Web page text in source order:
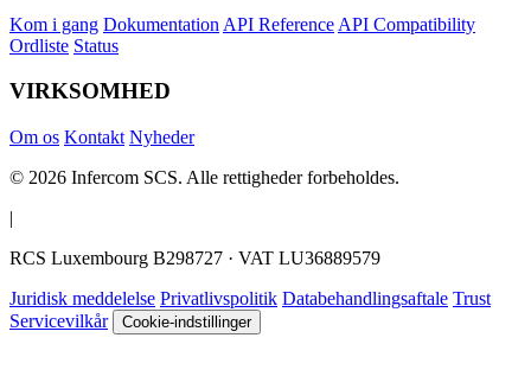
Kom i gang Dokumentation API Reference API Compatibility
Ordliste Status
VIRKSOMHED
Om os Kontakt Nyheder
© 2026 Infercom SCS. Alle rettigheder forbeholdes.
|
RCS Luxembourg B298727 · VAT LU36889579
Juridisk meddelelse Privatlivspolitik Databehandlingsaftale Trust
Servicevilkår
Cookie-indstillinger